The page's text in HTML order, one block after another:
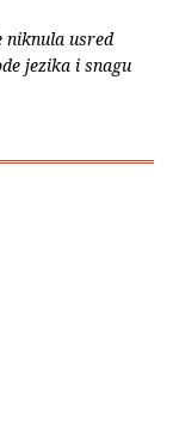
niknula usred
jezika i snagu